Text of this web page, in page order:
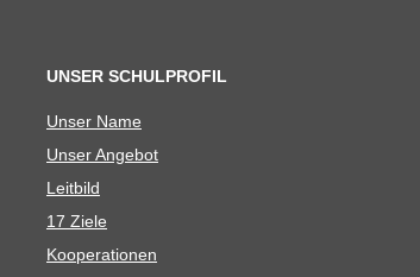
UNSER SCHULPROFIL
Unser Name
Unser Ange­bot
Leit­bild
17 Ziele
Koope­ra­tio­nen